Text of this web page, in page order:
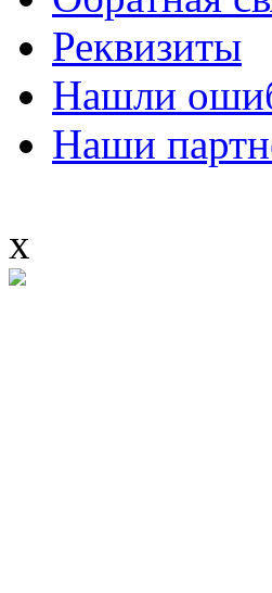
Реквизиты
Нашли
Наши
x